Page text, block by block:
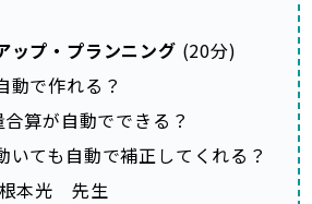
ップ・プランニング (20分)
動で作れる？
合算が自動でできる？
いても自動で補正してくれる？
本光 先生